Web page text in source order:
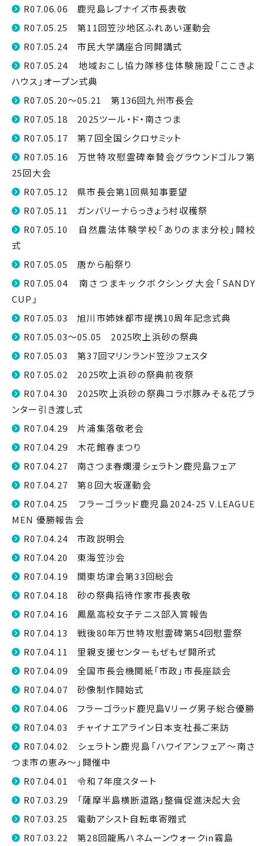
R07.06.06 鹿児島レブナイズ市長表敬
R07.05.25 第11回笠沙地区ふれあい運動会
R07.05.24 市民大学講座合同開講式
R07.05.24 地域おこし協力隊移住体験施設「ここきよ
ハウス」オープン式典
R07.05.20～05.21 第136回九州市長会
R07.05.18 2025ツール・ド・南さつま
R07.05.17 第７回全国シクロサミット
R07.05.16 万世特攻慰霊碑奉賛会グラウンドゴルフ第
25回大会
R07.05.12 県市長会第1回県知事要望
R07.05.11 ガンバリーナらっきょう村収穫祭
R07.05.10 自然農法体験学校「ありのまま分校」開校
式
R07.05.05 唐から船祭り
R07.05.04 南さつまキックボクシング大会「SANDY
CUP」
R07.05.03 旭川市姉妹都市提携10周年記念式典
R07.05.03～05.05 2025吹上浜砂の祭典
R07.05.03 第37回マリンランド笠沙フェスタ
R07.05.02 2025吹上浜砂の祭典前夜祭
R07.04.30 2025吹上浜砂の祭典コラボ豚みそ＆花プラ
ンター引き渡し式
R07.04.29 片浦集落敬老会
R07.04.29 木花館春まつり
R07.04.27 南さつま春爛漫シェラトン鹿児島フェア
R07.04.27 第８回大坂運動会
R07.04.25 フラーゴラッド鹿児島2024-25 V.LEAGUE
MEN 優勝報告会
R07.04.24 市政説明会
R07.04.20 東海笠沙会
R07.04.19 関東坊津会第33回総会
R07.04.18 砂の祭典招待作家市長表敬
R07.04.16 鳳凰高校女子テニス部入賞報告
R07.04.13 戦後80年万世特攻慰霊碑第54回慰霊祭
R07.04.11 里親支援センターもぜもぜ開所式
R07.04.09 全国市長会機関紙「市政」市長座談会
R07.04.07 砂像制作開始式
R07.04.06 フラーゴラッド鹿児島Vリーグ男子総合優勝
R07.04.03 チャイナエアライン日本支社長ご来訪
R07.04.02 シェラトン鹿児島「ハワイアンフェア〜南さ
つま市の恵み〜」開催中
R07.04.01 令和７年度スタート
R07.03.29 「薩摩半島横断道路」整備促進決起大会
R07.03.25 電動アシスト自転車寄贈式
R07.03.22 第28回龍馬ハネムーンウォークin霧島